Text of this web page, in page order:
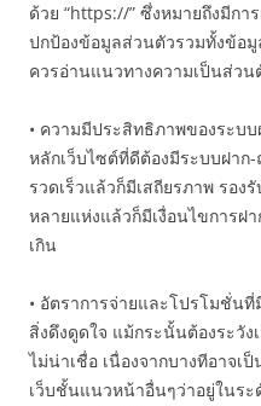
ด้วย “https://” ซึ่งหมายถึงมีกา
ปกป้องข้อมูลส่วนตัวรวมทั้งข้อ
ควรอ่านแนวทางความเป็นส่วน
• ความมีประสิทธิภาพของระบ
หลักเว็บไซต์ที่ดีต้องมีระบบฝาก
รวดเร็วแล้วก็มีเสถียรภาพ รอ
หลายแห่งแล้วก็มีเงื่อนไขการฝ
เกิน
• อัตราการจ่ายและโปรโมชั่น
สิ่งดึงดูดใจ แม้กระนั้นต้องระวัง
ไม่น่าเชื่อ เนื่องจากบางทีอาจเ
เว็บชั้นแนวหน้าอื่นๆว่าอยู่ในร